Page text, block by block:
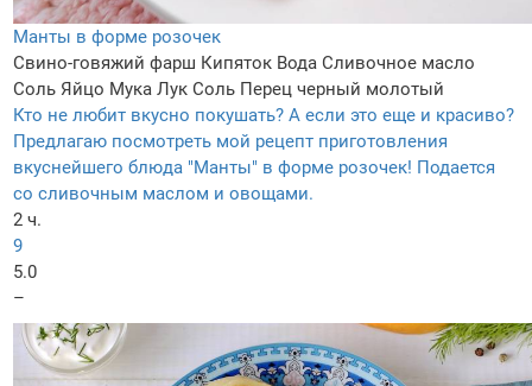
Манты в форме розочек
Свино-говяжий фарш Кипяток Вода Сливочное масло
Соль Яйцо Мука Лук Соль Перец черный молотый
Кто не любит вкусно покушать? А если это еще и красиво?
Предлагаю посмотреть мой рецепт приготовления
вкуснейшего блюда "Манты" в форме розочек! Подается
со сливочным маслом и овощами.
2 ч.
9
5.0
–